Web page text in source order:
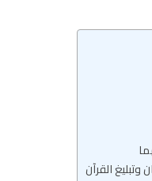
وتبليغ القرآن